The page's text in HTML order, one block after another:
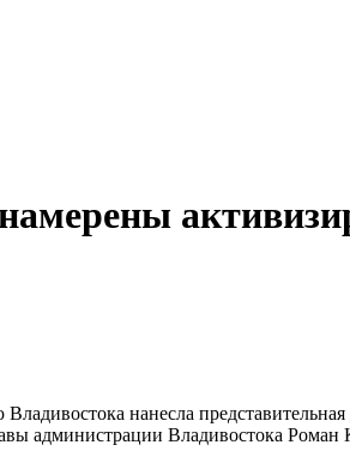
нанесла
администрации Владивостока Роман